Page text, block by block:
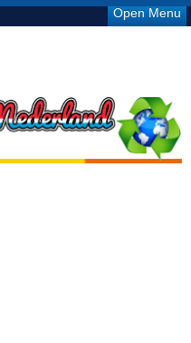
Open Menu